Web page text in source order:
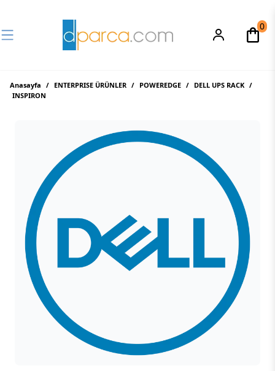
0
Anasayfa / ENTERPRISE ÜRÜNLER / POWEREDGE / DELL UPS RACK /
INSPIRON